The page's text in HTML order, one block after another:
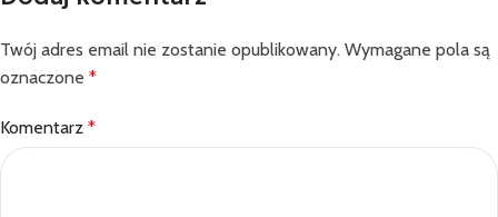
Twój adres email nie zostanie opublikowany. Wymagane pola są
oznaczone *
Komentarz *